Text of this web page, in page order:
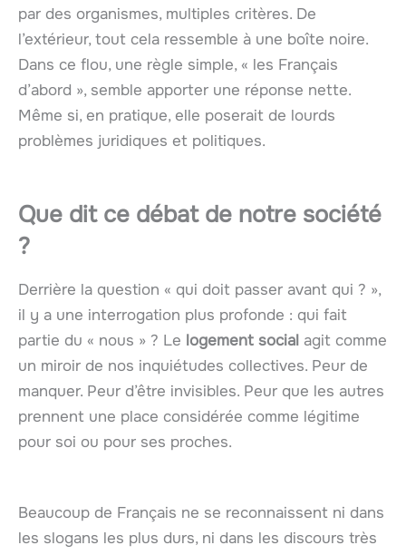
par des organismes, multiples critères. De
l’extérieur, tout cela ressemble à une boîte noire.
Dans ce flou, une règle simple, « les Français
d’abord », semble apporter une réponse nette.
Même si, en pratique, elle poserait de lourds
problèmes juridiques et politiques.
Que dit ce débat de notre société
?
Derrière la question « qui doit passer avant qui ? »,
il y a une interrogation plus profonde : qui fait
partie du « nous » ? Le logement social agit comme
un miroir de nos inquiétudes collectives. Peur de
manquer. Peur d’être invisibles. Peur que les autres
prennent une place considérée comme légitime
pour soi ou pour ses proches.
Beaucoup de Français ne se reconnaissent ni dans
les slogans les plus durs, ni dans les discours très